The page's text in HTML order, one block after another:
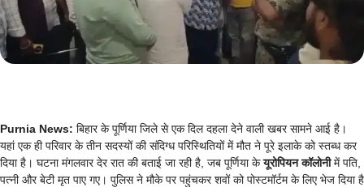
Purnia News: बिहार के पूर्णिया जिले से एक दिल दहला देने वाली खबर सामने आई है।
यहां एक ही परिवार के तीन सदस्यों की संदिग्ध परिस्थितियों में मौत ने पूरे इलाके को स्तब्ध कर
दिया है। घटना मंगलवार देर रात की बताई जा रही है, जब पूर्णिया केयूरोपियन कॉलोनीमें पति,
पत्नी और बेटी मृत पाए गए। पुलिस ने मौके पर पहुंचकर शवों को पोस्टमॉर्टम के लिए भेज दिया है